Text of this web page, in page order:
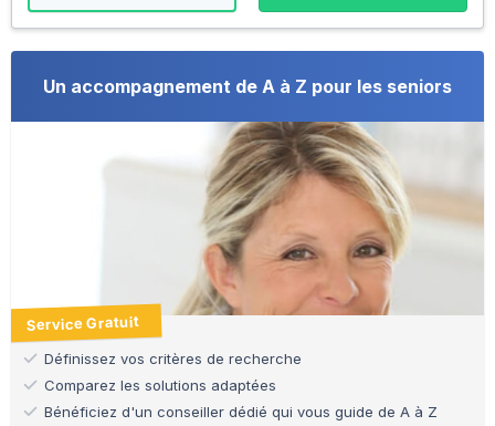
Un accompagnement de A à Z pour les seniors
Service Gratuit
Définissez vos critères de recherche
Comparez les solutions adaptées
Bénéficiez d'un conseiller dédié qui vous guide de A à Z